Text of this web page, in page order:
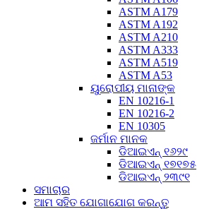
ASTM A179
ASTM A192
ASTM A210
ASTM A333
ASTM A519
ASTM A53
ୟୁରୋପୀୟ ମାନାଙ୍କ
EN 10216-1
EN 10216-2
EN 10305
ଜର୍ମାନ ମାନକ
ଡିଆଇଏନ୍ ୧୬୨୯
ଡିଆଇଏନ୍ ୧୭୧୭୫
ଡିଆଇଏନ୍ ୨୩୯୧
ସମାଚାର
ଆମ ସହିତ ଯୋଗାଯୋଗ କରନ୍ତୁ